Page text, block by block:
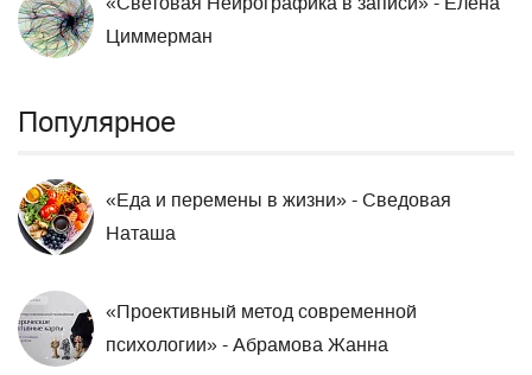
Циммерман
Популярное
«Еда и перемены в жизни» - Сведовая
Наташа
«Проективный метод современной
психологии» - Абрамова Жанна